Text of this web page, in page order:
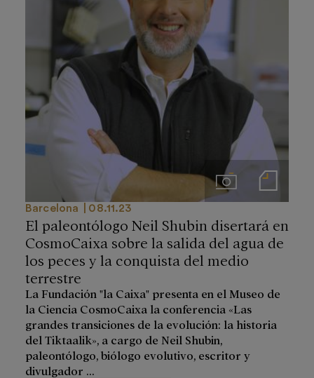
ImágenesNotas de prensa
Barcelona 08.11.23
El paleontólogo Neil Shubin disertará en
CosmoCaixa sobre la salida del agua de
los peces y la conquista del medio
terrestre
La Fundación "la Caixa" presenta en el Museo de
la Ciencia CosmoCaixa la conferencia «Las
grandes transiciones de la evolución: la historia
del Tiktaalik», a cargo de Neil Shubin,
paleontólogo, biólogo evolutivo, escritor y
divulgador ...